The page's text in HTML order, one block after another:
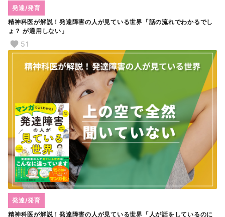
精神科医が解説！発達障害の人が見ている世界「話の流れでわかるでし
ょ？ が通用しない」
発達/発育
51
精神科医が解説！発達障害の人が見ている世界「人が話をしているのに
発達/発育